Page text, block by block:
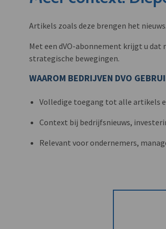
Artikels zoals deze brengen het nieuws.
Met een dVO-abonnement krijgt u
strategische bewegingen.
WAAROM BEDRIJVEN DVO
Volledige toegang tot alle artikels
Context bij bedrijfsnieuws,
Relevant voor ondernemers,